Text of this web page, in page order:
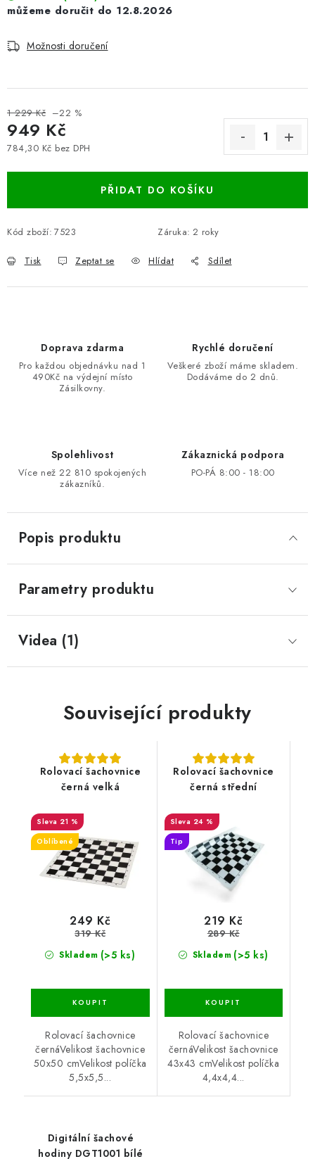
12.8.2026
Možnosti doručení
1 229 Kč –22 %
949 Kč
784,30 Kč bez DPH
PŘIDAT DO KOŠÍKU
Kód zboží: 7523 Záruka: 2 roky
Tisk Zeptat se Hlídat Sdílet
Doprava zdarma
Pro každou objednávku nad 1
490Kč na výdejní místo
Zásilkovny.
Rychlé doručení
Veškeré zboží máme skladem.
Dodáváme do 2 dnů.
Spolehlivost
Více než 22 810 spokojených
zákazníků.
Zákaznická podpora
PO-PÁ 8:00 - 18:00
Popis produktu
Parametry produktu
Videa (1)
Související produkty
Rolovací šachovnice
černá velká
21 %
Oblíbené
Skladem (>5 ks)
249 Kč
319 Kč
Rolovací šachovnice
černáVelikost šachovnice
50x50 cmVelikost políčka
5,5x5,5...
Rolovací šachovnice
černá střední
24 %
Tip
Skladem (>5 ks)
219 Kč
289 Kč
Rolovací šachovnice
černáVelikost šachovnice
43x43 cmVelikost políčka
4,4x4,4...
Digitální šachové
hodiny DGT1001 bílé